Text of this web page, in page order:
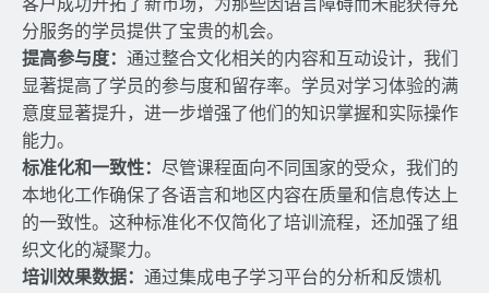
分服务的学员提供了宝贵的机会。
提高参与度： 通过整合文化相关的内容和互动设计，我们
显著提高了学员的参与度和留存率。学员对学习体验的满
意度显著提升，进一步增强了他们的知识掌握和实际操作
能力。
标准化和一致性： 尽管课程面向不同国家的受众，我们的
本地化工作确保了各语言和地区内容在质量和信息传达上
的一致性。这种标准化不仅简化了培训流程，还加强了组
织文化的凝聚力。
培训效果数据： 通过集成电子学习平台的分析和反馈机